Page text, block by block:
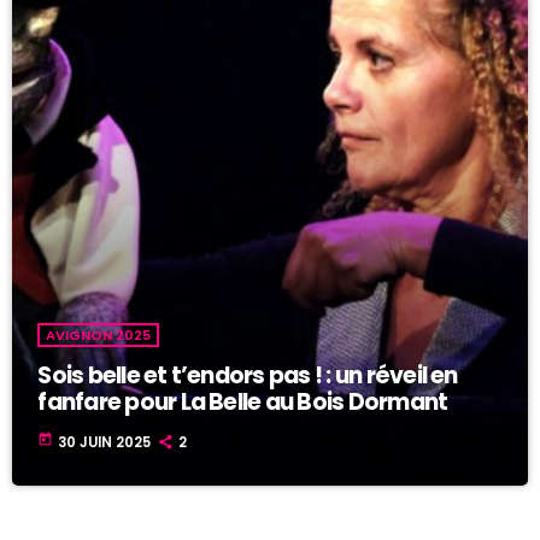
AVIGNON 2025
Sois belle et t’endors pas ! : un réveil en
fanfare pour La Belle au Bois Dormant
today 30 JUIN 2025 2